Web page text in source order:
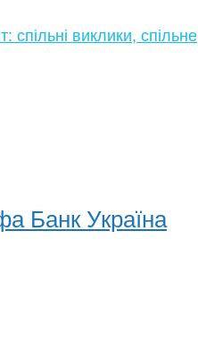
спільні виклики, спільне
Банк Україна